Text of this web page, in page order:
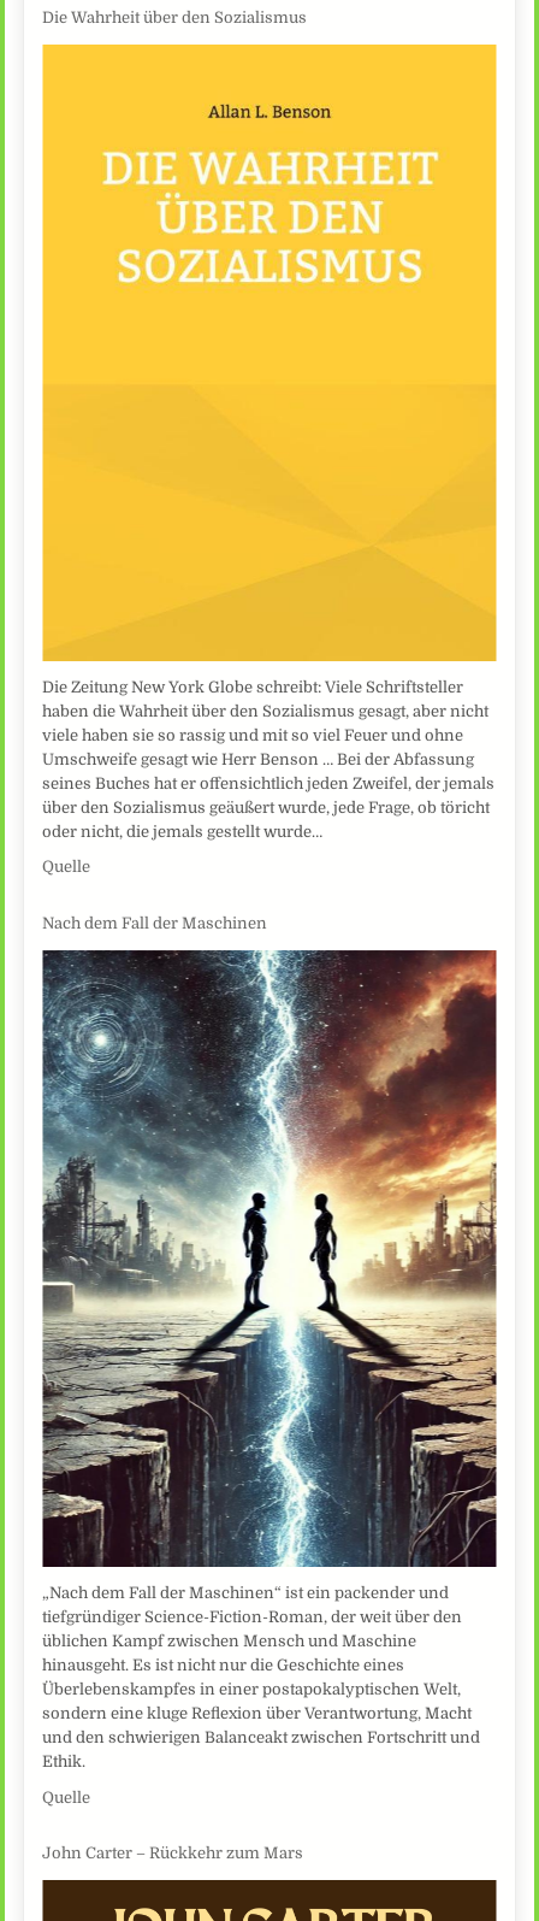
Die Wahrheit über den Sozialismus
Die Zeitung New York Globe schreibt: Viele Schriftsteller
haben die Wahrheit über den Sozialismus gesagt, aber nicht
viele haben sie so rassig und mit so viel Feuer und ohne
Umschweife gesagt wie Herr Benson … Bei der Abfassung
seines Buches hat er offensichtlich jeden Zweifel, der jemals
über den Sozialismus geäußert wurde, jede Frage, ob töricht
oder nicht, die jemals gestellt wurde…
Quelle
Nach dem Fall der Maschinen
„Nach dem Fall der Maschinen“ ist ein packender und
tiefgründiger Science-Fiction-Roman, der weit über den
üblichen Kampf zwischen Mensch und Maschine
hinausgeht. Es ist nicht nur die Geschichte eines
Überlebenskampfes in einer postapokalyptischen Welt,
sondern eine kluge Reflexion über Verantwortung, Macht
und den schwierigen Balanceakt zwischen Fortschritt und
Ethik.
Quelle
John Carter – Rückkehr zum Mars